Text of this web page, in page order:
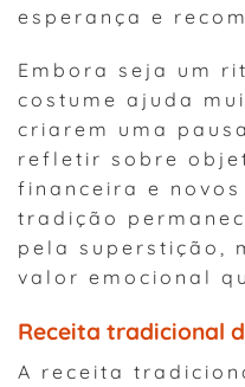
esperança e
Embora seja um
costume ajuda
criarem uma
refletir sobre
financeira e
tradição
pela superstição,
valor emocional
Receita tradicional
A receita